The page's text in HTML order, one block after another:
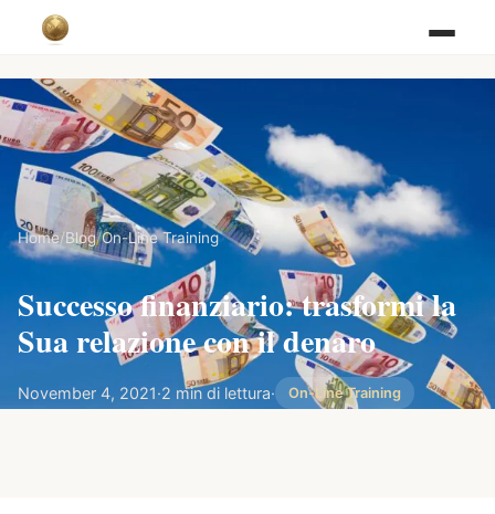
Home/Blog/On-Line Training
Successo finanziario: trasformi la
Sua relazione con il denaro
November 4, 2021·2 min di lettura· On-Line Training